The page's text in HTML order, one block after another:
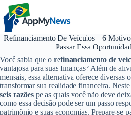
Pular
para
conteúdo
Refinanciamento De Veículos – 6
Passar Essa
Você sabia que o refinanciamento de
vantajosa para suas finanças? Além de
mensais, essa alternativa oferece diversas
transformar sua realidade financeira.
seis razões pelas quais você não deve
como essa decisão pode ser um passo
patrimônio e suas economias. Prepare-se